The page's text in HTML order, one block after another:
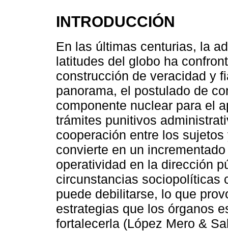
INTRODUCCIÓN
En las últimas centurias, la
latitudes del globo ha
construcción de veracidad y
panorama, el postulado de
componente nuclear para el
trámites punitivos
cooperación entre los
convierte en un
operatividad en la dirección
circunstancias sociopolíticas
puede debilitarse, lo que
estrategias que los órganos
fortalecerla (López Mero &